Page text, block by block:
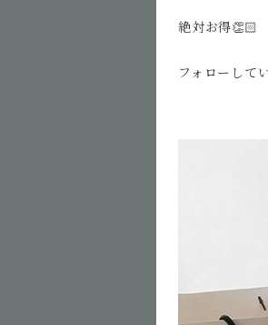
絶対お得👏🏻
フォローして